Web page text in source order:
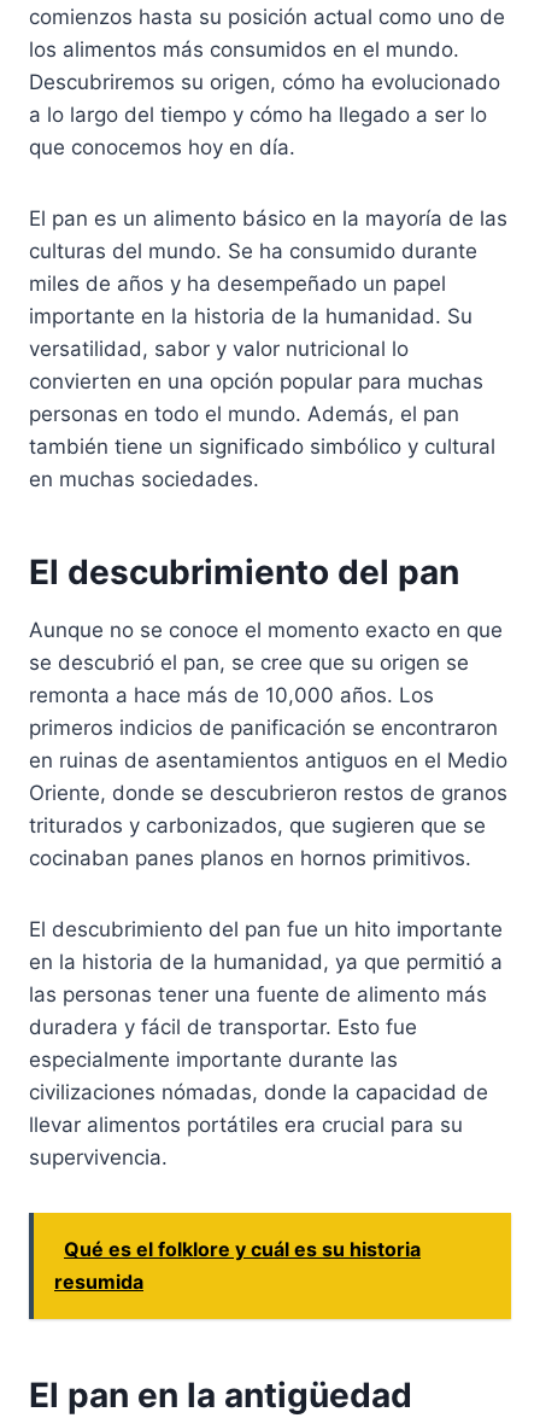
comienzos hasta su posición actual como uno de
los alimentos más consumidos en el mundo.
Descubriremos su origen, cómo ha evolucionado
a lo largo del tiempo y cómo ha llegado a ser lo
que conocemos hoy en día.
El pan es un alimento básico en la mayoría de las
culturas del mundo. Se ha consumido durante
miles de años y ha desempeñado un papel
importante en la historia de la humanidad. Su
versatilidad, sabor y valor nutricional lo
convierten en una opción popular para muchas
personas en todo el mundo. Además, el pan
también tiene un significado simbólico y cultural
en muchas sociedades.
El descubrimiento del pan
Aunque no se conoce el momento exacto en que
se descubrió el pan, se cree que su origen se
remonta a hace más de 10,000 años. Los
primeros indicios de panificación se encontraron
en ruinas de asentamientos antiguos en el Medio
Oriente, donde se descubrieron restos de granos
triturados y carbonizados, que sugieren que se
cocinaban panes planos en hornos primitivos.
El descubrimiento del pan fue un hito importante
en la historia de la humanidad, ya que permitió a
las personas tener una fuente de alimento más
duradera y fácil de transportar. Esto fue
especialmente importante durante las
civilizaciones nómadas, donde la capacidad de
llevar alimentos portátiles era crucial para su
supervivencia.
Qué es el folklore y cuál es su historia
resumida
El pan en la antigüedad